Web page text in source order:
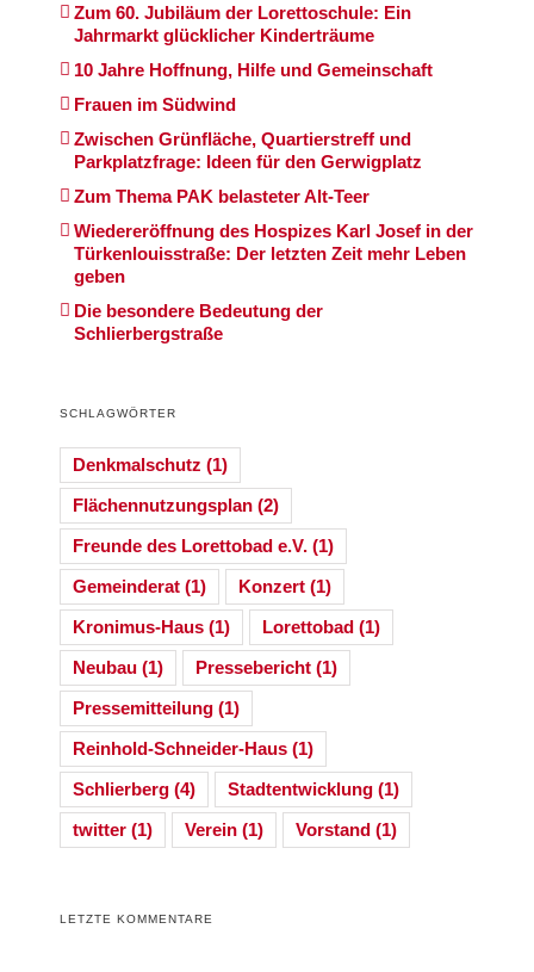
Zum 60. Jubiläum der Lorettoschule: Ein
Jahrmarkt glücklicher Kinderträume
10 Jahre Hoffnung, Hilfe und Gemeinschaft
Frauen im Südwind
Zwischen Grünfläche, Quartierstreff und
Parkplatzfrage: Ideen für den Gerwigplatz
Zum Thema PAK belasteter Alt-Teer
Wiedereröffnung des Hospizes Karl Josef in der
Türkenlouisstraße: Der letzten Zeit mehr Leben
geben
Die besondere Bedeutung der
Schlierbergstraße
SCHLAGWÖRTER
Denkmalschutz (1)
Flächennutzungsplan (2)
Freunde des Lorettobad e.V. (1)
Gemeinderat (1) Konzert (1)
Kronimus-Haus (1) Lorettobad (1)
Neubau (1) Pressebericht (1)
Pressemitteilung (1)
Reinhold-Schneider-Haus (1)
Schlierberg (4) Stadtentwicklung (1)
twitter (1) Verein (1) Vorstand (1)
LETZTE KOMMENTARE